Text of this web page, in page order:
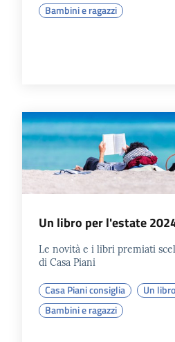
Eventi
Chiedi al
Avvisi
Bambini e ragazzi
Un libro per l'estate
Le novità e i libri premiati
di Casa Piani
Casa Piani consiglia
Un
Bambini e ragazzi